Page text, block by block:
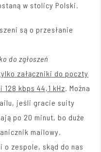
w stolicy Polski.
są o przesłanie
do zgłoszeń
załączniki do poczty
128 kbps 44,1 kHz. Można
jeśli gracie suity
po 20 minut, bo duże
mailowy.
o zespole, skąd do nas